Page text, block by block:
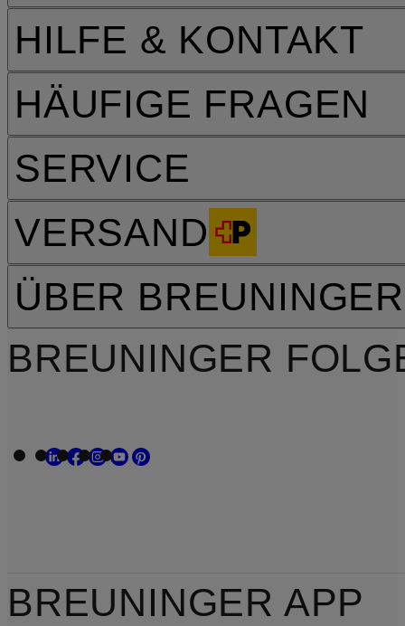
HILFE & KONTAKT
HÄUFIGE FRAGEN
SERVICE
VERSAND
ÜBER BREUNINGER
BREUNINGER
BREUNINGER APP